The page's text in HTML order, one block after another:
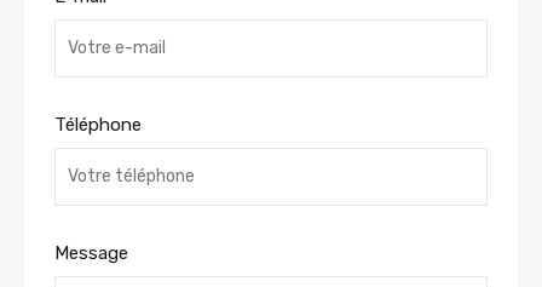
Téléphone
Message